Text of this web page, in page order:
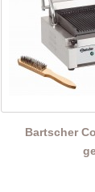
Bartscher